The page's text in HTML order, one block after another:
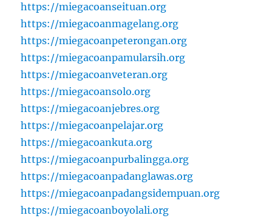
https://miegacoanseituan.org
https://miegacoanmagelang.org
https://miegacoanpeterongan.org
https://miegacoanpamularsih.org
https://miegacoanveteran.org
https://miegacoansolo.org
https://miegacoanjebres.org
https://miegacoanpelajar.org
https://miegacoankuta.org
https://miegacoanpurbalingga.org
https://miegacoanpadanglawas.org
https://miegacoanpadangsidempuan.org
https://miegacoanboyolali.org